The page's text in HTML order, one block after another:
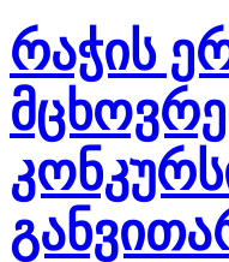
რაჭის